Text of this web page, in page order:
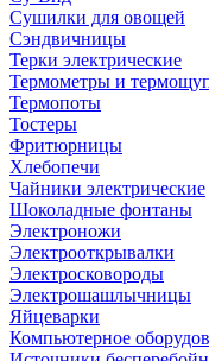
Сушилки для овощей
Сэндвичницы
Терки электрические
Термометры и
Термопоты
Тостеры
Фритюрницы
Хлебопечи
Чайники электрические
Шоколадные фонтаны
Электроножи
Электрооткрывалки
Электросковороды
Электрошашлычницы
Яйцеварки
Компьютерное